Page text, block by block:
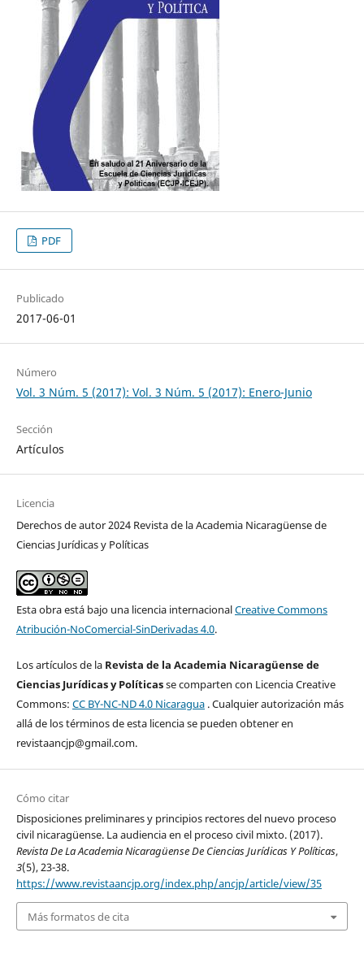
PDF
Publicado
2017-06-01
Número
Vol. 3 Núm. 5 (2017): Vol. 3 Núm. 5 (2017): Enero-Junio
Sección
Artículos
Licencia
Derechos de autor 2024 Revista de la Academia Nicaragüense de
Ciencias Jurídicas y Políticas
Esta obra está bajo una licencia internacionalCreative Commons
Atribución-NoComercial-SinDerivadas 4.0.
Los artículos de la Revista de la Academia Nicaragüense de
Ciencias Jurídicas y Políticasse comparten con Licencia Creative
Commons: CC BY-NC-ND 4.0 Nicaragua. Cualquier autorización más
allá de los términos de esta licencia se pueden obtener en
revistaancjp@gmail.com.
Cómo citar
Disposiciones preliminares y principios rectores del nuevo proceso
civil nicaragüense. La audiencia en el proceso civil mixto. (2017).
Revista De La Academia Nicaragüense De Ciencias Jurídicas Y Políticas,
3(5), 23-38.
https://www.revistaancjp.org/index.php/ancjp/article/view/35
Más formatos de cita